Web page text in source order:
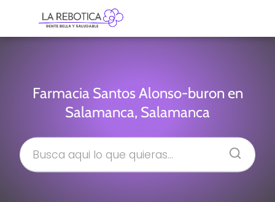
Farmacia Santos Alonso-buron en
Salamanca, Salamanca